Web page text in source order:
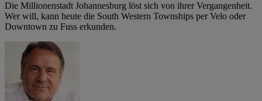
Die Millionenstadt Johannesburg löst sich von ihrer Vergangenheit.
Wer will, kann heute die South Western Townships per Velo oder
Downtown zu Fuss erkunden.